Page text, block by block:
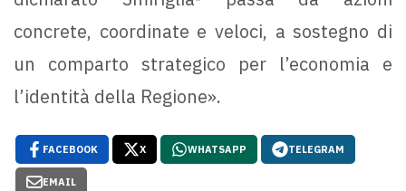
concrete, coordinate e veloci, a sostegno di
un comparto strategico per l’economia e
l’identità della Regione».
FACEBOOK X WHATSAPP TELEGRAM
EMAIL